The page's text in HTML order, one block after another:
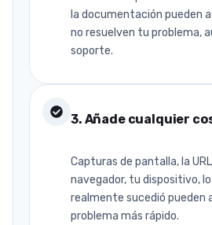
la documentación pueden
no resuelven tu problema,
soporte.
3. Añade cualquier
Capturas de pantalla, la
navegador, tu dispositivo,
realmente sucedió pueden
problema más rápido.